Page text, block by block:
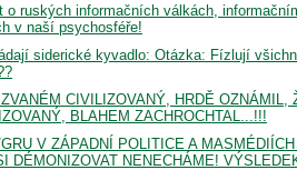
o ruských informačních válkách,
v naší psychosféře!
siderické kyvadlo: Otázka: Fízlují
CIVILIZOVANÝ, HRDĚ
BLAHEM ZACHROCHTAL...!!!
V ZÁPADNÍ POLITICE A
DÉMONIZOVAT NENECHÁME!